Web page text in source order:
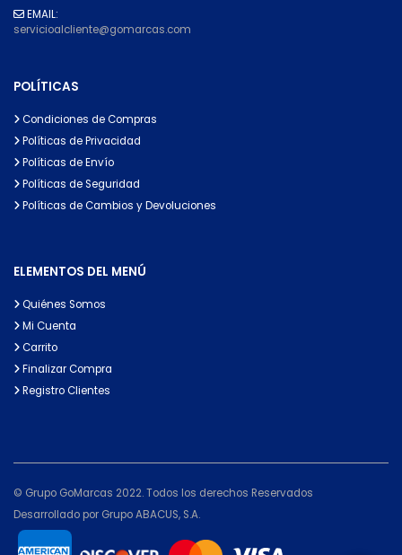
EMAIL:
servicioalcliente@gomarcas.com
POLÍTICAS
Condiciones de Compras
Políticas de Privacidad
Políticas de Envío
Políticas de Seguridad
Políticas de Cambios y Devoluciones
ELEMENTOS DEL MENÚ
Quiénes Somos
Mi Cuenta
Carrito
Finalizar Compra
Registro Clientes
© Grupo GoMarcas 2022. Todos los derechos Reservados
Desarrollado por Grupo ABACUS, S.A.